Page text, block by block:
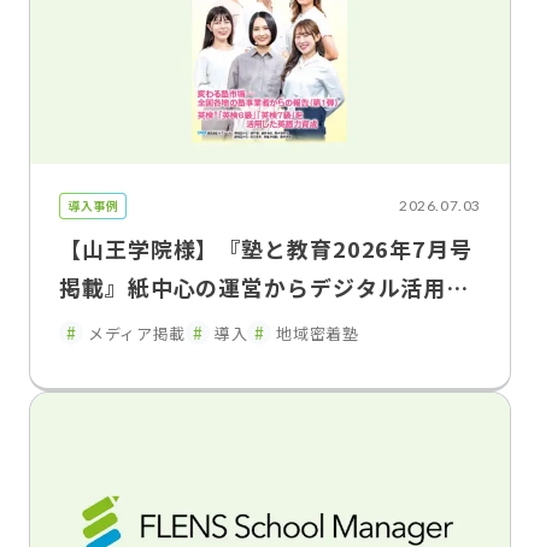
導入事例 2026.07.03
【山王学院様】『塾と教育2026年7月号
掲載』紙中心の運営からデジタル活用へ
保護者連携を強化し、教室運営を効率
ager導入効果
メディア掲載 導入 地域密着塾